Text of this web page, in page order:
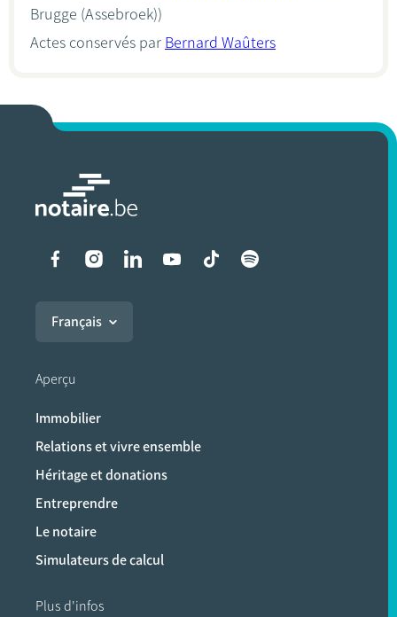
Brugge (Assebroek))
Actes conservés par Bernard Waûters
Liens vers les réseaux
Français
Aperçu
Immobilier
Relations et vivre ensemble
Héritage et donations
Entreprendre
Le notaire
Simulateurs de calcul
Plus d'infos